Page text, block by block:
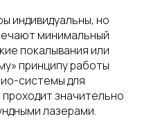
индивидуальны, но
минимальный
покалывания или
принципу работы
системы для
значительно
лазерами.